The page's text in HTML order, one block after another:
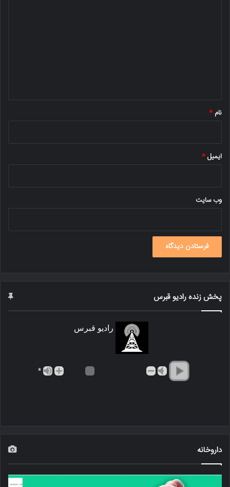
نام *
ایمیل*
وب‌ سایت
پخش زنده رادیو قبرس
رادیو قبرس
*
داروخانه